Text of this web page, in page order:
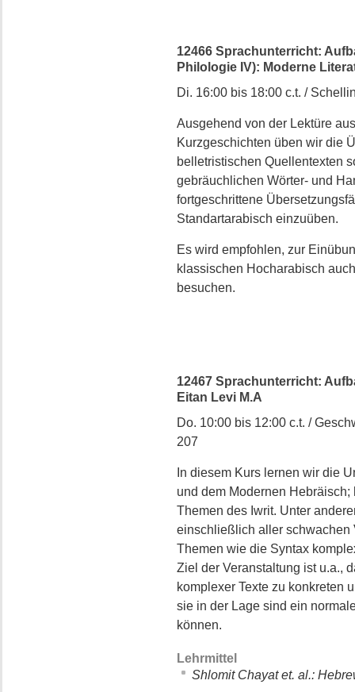
12466 Sprachunterricht:
Philologie IV): Moderne
Di. 16:00 bis 18:00 c.t. /
Ausgehend von der Lektüre
Kurzgeschichten üben wir die
belletristischen Quellentexten
gebräuchlichen Wörter- und
fortgeschrittene
Standartarabisch einzuüben.
Es wird empfohlen, zur
klassischen Hocharabisch
besuchen.
12467 Sprachunterricht:
Eitan Levi M.A
Do. 10:00 bis 12:00 c.t. /
207
In diesem Kurs lernen wir die
und dem Modernen
Themen des Iwrit. Unter
einschließlich aller schwachen
Themen wie die Syntax
Ziel der Veranstaltung ist u.a.,
komplexer Texte zu konkreten
sie in der Lage sind ein
können.
Lehrmittel
Shlomit Chayat et. al.: